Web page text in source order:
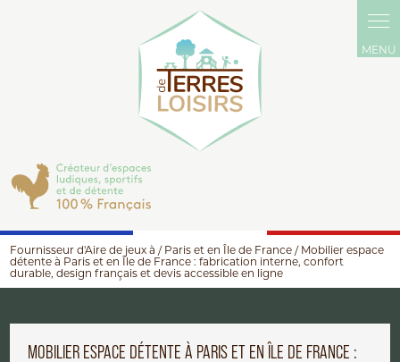
Fournisseur d'Aire de jeux à / Paris et en Île de France / Mobilier espace
détente à Paris et en Île de France : fabrication interne, confort
durable, design français et devis accessible en ligne
MOBILIER ESPACE DÉTENTE À PARIS ET EN ÎLE DE FRANCE :
Panneau de gestion des cookies